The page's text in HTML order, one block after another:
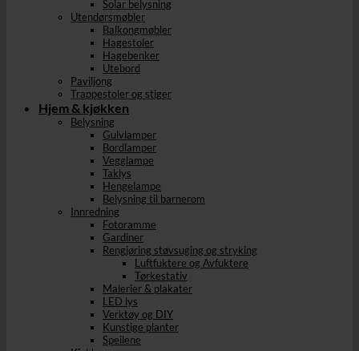
Solar belysning
Utendørsmøbler
Balkongmøbler
Hagestoler
Hagebenker
Utebord
Paviljong
Trappestoler og stiger
Hjem & kjøkken
Belysning
Gulvlamper
Bordlamper
Vegglampe
Taklys
Hengelampe
Belysning til barnerom
Innredning
Fotoramme
Gardiner
Rengjøring støvsuging og stryking
Luftfuktere og Avfuktere
Tørkestativ
Malerier & plakater
LED lys
Verktøy og DIY
Kunstige planter
Speilene